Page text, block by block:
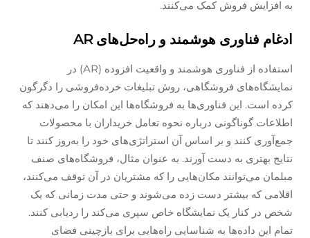
به افزایش فروش کمک می‌کنند.
ادغام فناوری هوشمند و راه‌حل‌های AR
استفاده از فناوری هوشمند و واقعیت افزوده (AR) در
نمایشگاه‌های فروشگاهی، روش تبلیغات خرده‌فروشی را دگرگون
کرده است. این فناوری‌ها به فروشگاه‌ها این امکان را می‌دهند که
اطلاعات گوناگونی درباره نحوه تعامل خریداران با محصولات
جمع‌آوری کنند و بر اساس آن استراتژی‌های خود را به‌روز کنند تا
نتایج بهتری به دست آورند. به عنوان مثال، فروشگاه‌های صنف
مبلمان می‌توانند مکان‌هایی را که مشتریان در آن توقف می‌کنند،
اقلامی که بیشتر دست زده می‌شوند و حتی مدت زمانی که یک
شخص در کنار یک نمایشگاه خاص سپری می‌کند را ردیابی کنند.
تمام این داده‌ها به شناسایی راه‌هایی برای بازچینی فضای